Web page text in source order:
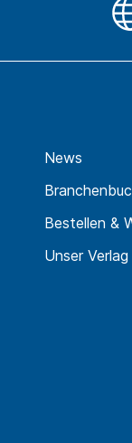
News
Bestellen &
Unser Verlag